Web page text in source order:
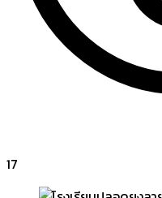
17